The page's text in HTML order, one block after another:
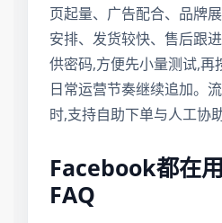
页起量、广告配合、品牌
安排、发货较快、售后跟
供密码,方便先小量测试,再
日常运营节奏继续追加。
时,支持自助下单与人工协
Facebook都在
FAQ